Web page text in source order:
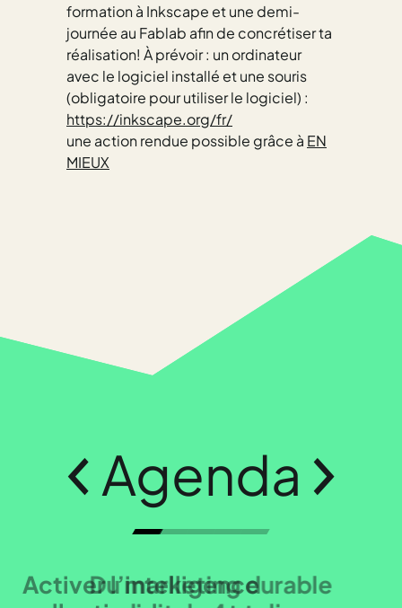
formation à Inkscape et une demi-
journée au Fablab afin de concrétiser ta
réalisation! À prévoir : un ordinateur
avec le logiciel installé et une souris
(obligatoire pour utiliser le logiciel) :
https://inkscape.org/fr/
une action rendue possible grâce à EN
MIEUX
Agenda
l’intelligence
Du marketing durable